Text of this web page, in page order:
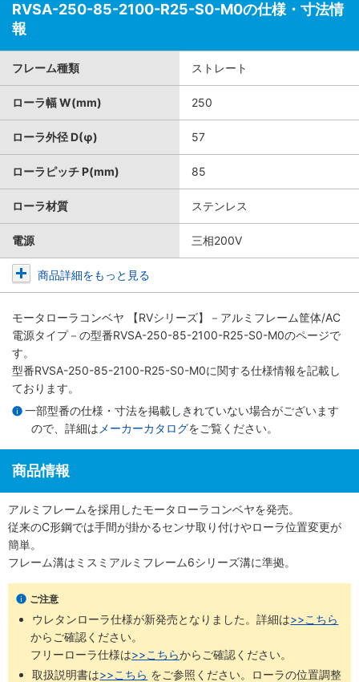
RVSA-250-85-2100-R25-S0-M0の仕様・寸法情
報
フレーム種類 ストレート
ローラ幅 W(mm) 250
ローラ外径 D(φ) 57
ローラピッチ P(mm) 85
ローラ材質 ステンレス
電源 三相200V
商品詳細をもっと見る
モータローラコンベヤ 【RVシリーズ】－アルミフレーム筐体/AC
電源タイプ－ の型番RVSA-250-85-2100-R25-S0-M0のページで
す。
型番RVSA-250-85-2100-R25-S0-M0に関する仕様情報を記載し
ております。
一部型番の仕様・寸法を掲載しきれていない場合がございます
ので、詳細は メーカーカタログをご覧ください。
商品情報
アルミフレームを採用したモータローラコンベヤを発売。
従来のC形鋼では手間が掛かるセンサ取り付けやローラ位置変更が
簡単。
フレーム溝はミスミアルミフレーム6シリーズ溝に準拠。
ご注意
ウレタンローラ仕様が新発売となりました。詳細は>>こちら
からご確認ください。 ​
フリーローラ仕様は>>こちらからご確認ください。
取扱説明書は>>こちら ​をご参照ください。ローラの位置調整